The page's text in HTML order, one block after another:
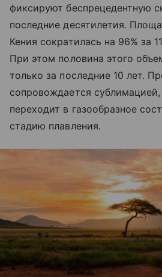
фиксируют беспрецедентную
последние десятилетия.
Кения сократилась на 96% за
При этом половина этого
только за последние 10 лет.
сопровождается
переходит в газообразное
стадию плавления.